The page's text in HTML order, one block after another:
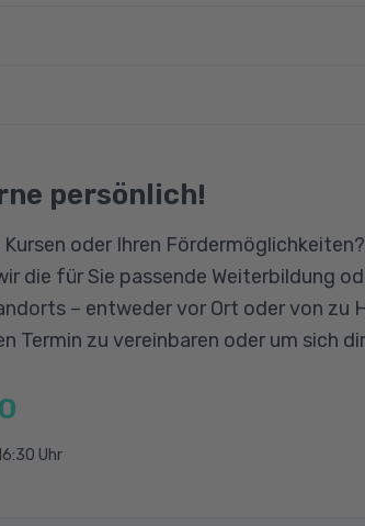
gute Deutschkenntnisse verfügen
persönlich!
oder Ihren
die für Sie passende Weiterbildung
– entweder vor Ort oder von zu
Termin zu vereinbaren oder um sich
Uhr